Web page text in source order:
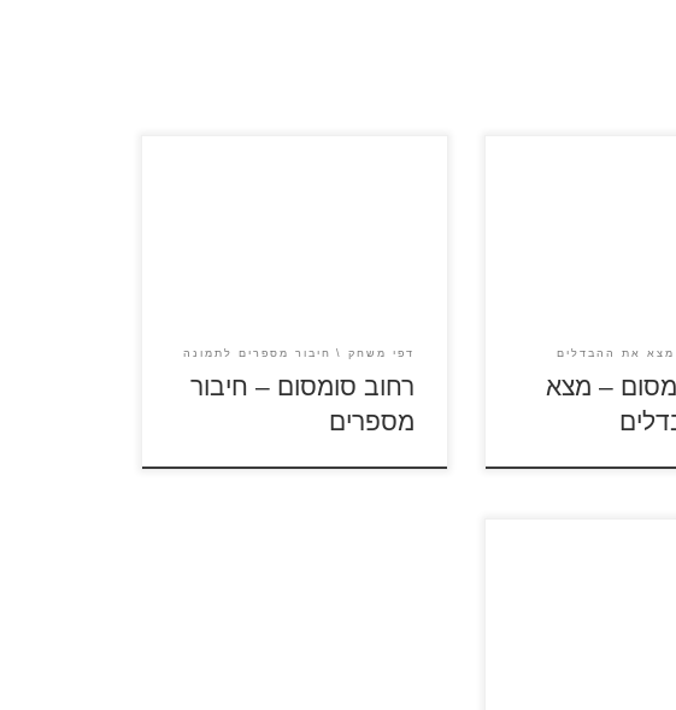
מצא את ההבדלים
– מצא
דפי משחק חיבור מספרים לתמונה
רחוב סומסום – חיבור
מספרים